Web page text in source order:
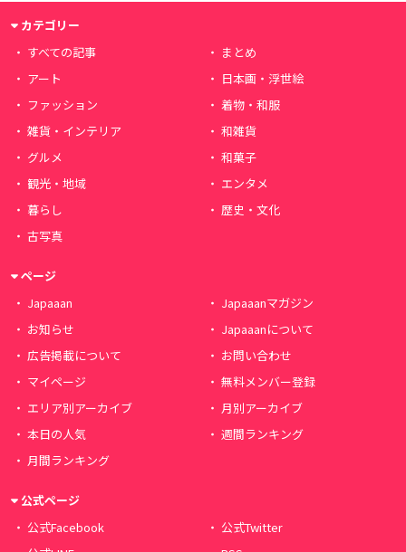
カテゴリー
すべての記事
まとめ
アート
日本画・浮世絵
ファッション
着物・和服
雑貨・インテリア
和雑貨
グルメ
和菓子
観光・地域
エンタメ
暮らし
歴史・文化
古写真
ページ
Japaaan
Japaaanマガジン
お知らせ
Japaaanについて
広告掲載について
お問い合わせ
マイページ
無料メンバー登録
エリア別アーカイブ
月別アーカイブ
本日の人気
週間ランキング
月間ランキング
公式ページ
公式Facebook
公式Twitter